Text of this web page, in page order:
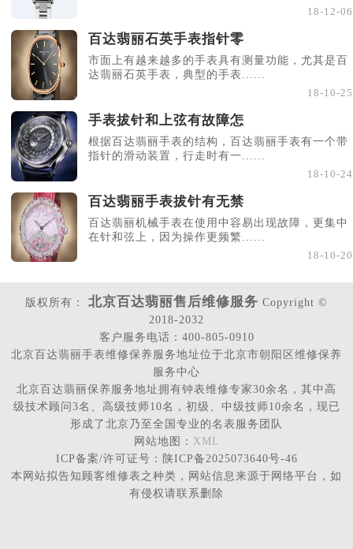
18-12-06
百达翡丽石英手表指针零
市面上有越来越多的手表具有测量功能，尤其是百
达翡丽石英手表，典型的手表......
18-10-25
手表拔针和上弦有故障怎
根据百达翡丽手表的结构，百达翡丽手表有一个带
指针的滑动装置，行走时有一......
18-10-24
百达翡丽手表拔针有无禁
百达翡丽机械手表在使用中容易出现故障，更集中
在针和弦上，因为操作更频繁......
18-10-20
版权所有： 北京百达翡丽售后维修服务 Copyright ©
2018-2032
客户服务电话：400-805-0910
北京百达翡丽手表维修保养服务地址位于北京市朝阳区维修保养
服务中心
北京百达翡丽保养服务地址拥有钟表维修专家30余名，其中高
级技术顾问3名、高级技师10名，初级、中级技师10余名，现已
形成了北京乃至全国专业的名表服务团队
网站地图： XML
ICP备案/许可证号：陕ICP备2025073640号-46
本网站拟告知顾客维修表之种类，网站信息来源于网络平台，如
有侵权请联系删除